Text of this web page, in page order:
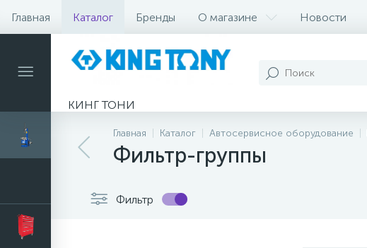
Главная Каталог Бренды О магазине Новости
КИНГ ТОНИ
Главная Каталог Автосервисное оборудование
Фильтр-группы
Фильтр